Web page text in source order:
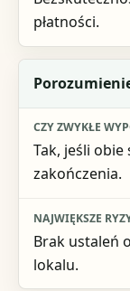
płatności.
Tak, jeśli
zakończenia.
Brak ustaleń
lokalu.